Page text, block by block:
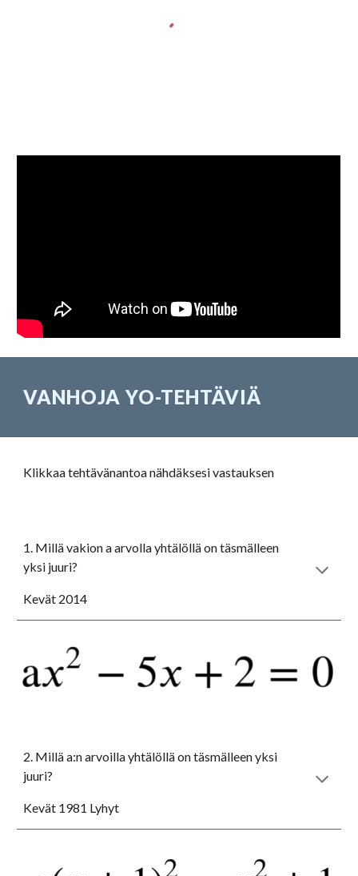
VANHOJA YO-TEHTÄVIÄ
Klikkaa tehtävänantoa nähdäksesi vastauksen
1. Millä vakion a arvolla yhtälöllä on täsmälleen
yksi juuri?
Kevät 2014
2. Millä a:n arvoilla yhtälöllä on täsmälleen yksi
juuri?
Kevät 1981 Lyhyt